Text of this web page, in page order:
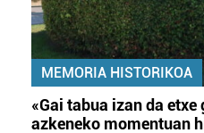
MEMORIA HISTORIKOA
«Gai tabua izan da
azkeneko momentuan